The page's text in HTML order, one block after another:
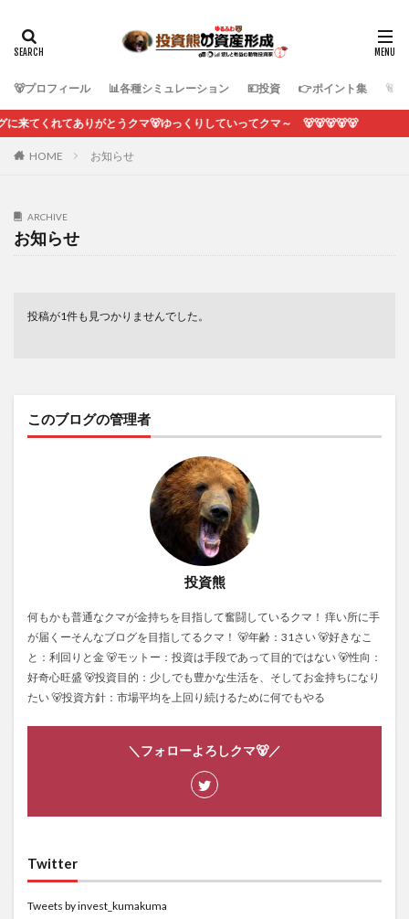
🐻プロフィール 📊各種シミュレーション 💴投資 👉ポイント集 🐻
くれてありがとうクマ🐻ゆっくりしていってクマ～ 🐻🐻🐻🐻🐻
HOME お知らせ
ARCHIVE
お知らせ
投稿が1件も見つかりませんでした。
このブログの管理者
投資熊
何もかも普通なクマが金持ちを目指して奮闘しているクマ！ 痒い所に手
が届くーそんなブログを目指してるクマ！ 🐻年齢：31さい 🐻好きなこ
と：利回りと金 🐻モットー：投資は手段であって目的ではない 🐻性向：
好奇心旺盛 🐻投資目的：少しでも豊かな生活を、そしてお金持ちになり
たい 🐻投資方針：市場平均を上回り続けるために何でもやる
＼フォローよろしクマ🐻／
Twitter
Tweets by invest_kumakuma